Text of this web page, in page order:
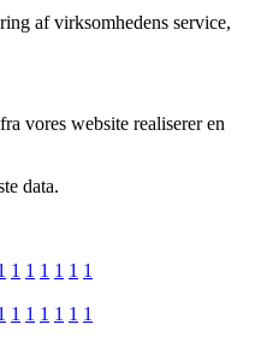
af virksomhedens service,
vores website realiserer en
data.
1 1 1 1 1 1
1 1 1 1 1 1